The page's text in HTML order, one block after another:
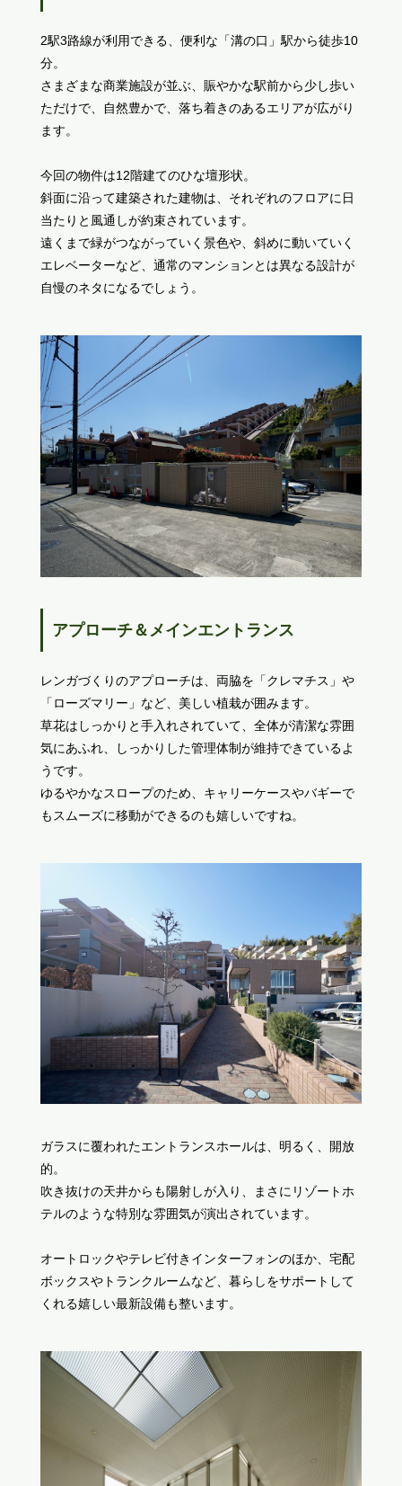
2駅3路線が利用できる、便利な「溝の口」駅から徒歩10
分。
さまざまな商業施設が並ぶ、賑やかな駅前から少し歩い
ただけで、自然豊かで、落ち着きのあるエリアが広がり
ます。
今回の物件は12階建てのひな壇形状。
斜面に沿って建築された建物は、それぞれのフロアに日
当たりと風通しが約束されています。
遠くまで緑がつながっていく景色や、斜めに動いていく
エレベーターなど、通常のマンションとは異なる設計が
自慢のネタになるでしょう。
アプローチ＆メインエントランス
レンガづくりのアプローチは、両脇を「クレマチス」や
「ローズマリー」など、美しい植栽が囲みます。
草花はしっかりと手入れされていて、全体が清潔な雰囲
気にあふれ、しっかりした管理体制が維持できているよ
うです。
ゆるやかなスロープのため、キャリーケースやバギーで
もスムーズに移動ができるのも嬉しいですね。
ガラスに覆われたエントランスホールは、明るく、開放
的。
吹き抜けの天井からも陽射しが入り、まさにリゾートホ
テルのような特別な雰囲気が演出されています。
オートロックやテレビ付きインターフォンのほか、宅配
ボックスやトランクルームなど、暮らしをサポートして
くれる嬉しい最新設備も整います。